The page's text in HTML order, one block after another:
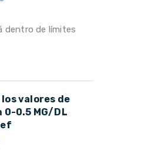
dentro de límites
los valores de
0-0.5 MG/DL